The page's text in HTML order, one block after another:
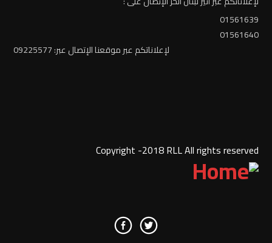
01561639
01561640
لإعلاناتكم عبر موقعنا الإتصال عبر: 09225577
Copyright -2018 RLL All rights reserved